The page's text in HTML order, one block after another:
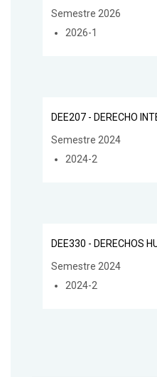
Semestre 2026
2026-1
DEE207 - DERECHO
Semestre 2024
2024-2
DEE330 - DERECHOS
Semestre 2024
2024-2